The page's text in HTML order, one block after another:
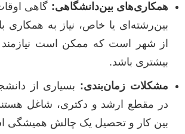
همکاری‌های بین‌دانشگاهی: گاهی
بین‌رشته‌ای یا خاص، نیاز به
از شهر است که ممکن است
بیشتری باشد.
مشکلات زمان‌بندی: بسیاری از
در مقطع ارشد و دکتری، شاغل
بین کار و تحصیل یک چالش همیشگی